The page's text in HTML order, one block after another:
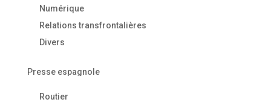
Numérique
Relations transfrontalières
Divers
Presse espagnole
Routier